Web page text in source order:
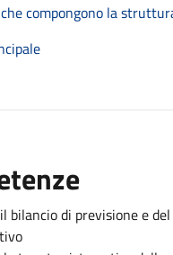
compongono la
bilancio di previsione e